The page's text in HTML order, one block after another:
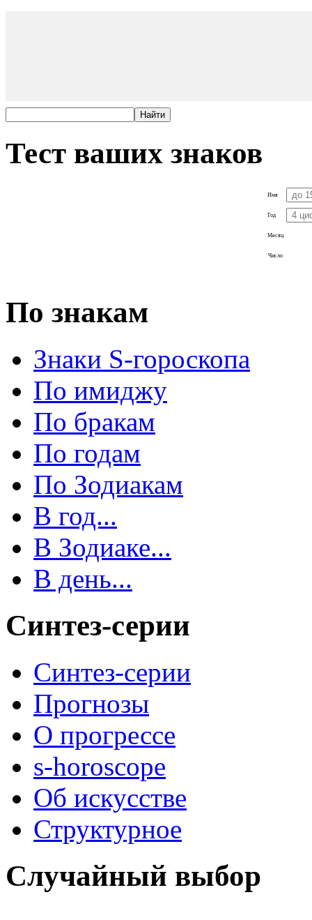
Тест ваших знаков
Имя
Год
Месяц
Число
По знакам
Знаки S-гороскопа
По имиджу
По бракам
По годам
По Зодиакам
В год...
В Зодиаке...
В день...
Синтез-серии
Синтез-серии
Прогнозы
О прогрессе
s-horoscope
Об искусстве
Структурное
Случайный выбор